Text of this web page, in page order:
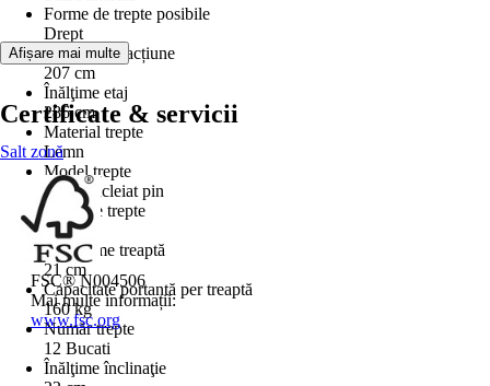
Forme de trepte posibile
Drept
Distanță de acțiune
207 cm
Înălţime etaj
286 cm
Material trepte
Lemn
Model trepte
Lemn încleiat pin
Grosime trepte
3 cm
Adâncime treaptă
21 cm
Capacitate portantă per treaptă
160 kg
Număr trepte
12 Bucati
Înălţime înclinaţie
Afișare mai multe
Certificate & servicii
Salt zonă
FSC® N004506
Mai multe informații:
www.fsc.org